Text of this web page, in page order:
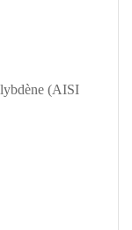
(AISI